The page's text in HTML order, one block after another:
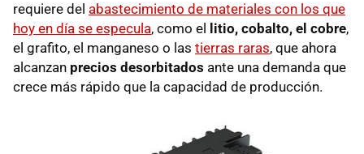
requiere del abastecimiento de materiales con los que
hoy en día se especula, como el litio, cobalto, el cobre,
el grafito, el manganeso o las tierras raras, que ahora
alcanzan precios desorbitados ante una demanda que
crece más rápido que la capacidad de producción.